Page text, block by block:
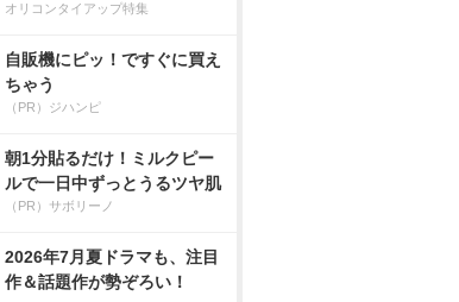
オリコンタイアップ特集
自販機にピッ！ですぐに買え
ちゃう
（PR）ジハンピ
朝1分貼るだけ！ミルクピー
ルで一日中ずっとうるツヤ肌
（PR）サボリーノ
2026年7月夏ドラマも、注目
作＆話題作が勢ぞろい！